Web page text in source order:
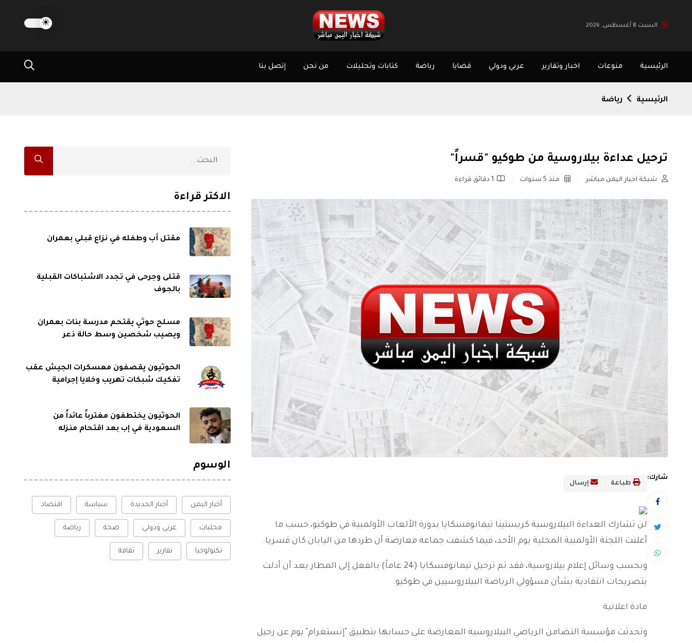
السبت 8 أغسطس, 2026
الرئيسية منوعات اخبار وتقارير عربي ودولي قضايا رياضة كتابات وتحليلات من نحن إتصل بنا
الرئيسية رياضة
ترحيل عداءة بيلاروسية من طوكيو "قسراً"
شبكة اخبار اليمن مباشر منذ 5 سنوات 1 دقائق قراءة
شارك:
طباعة إرسال
لن تشارك العداءة البيلاروسية كريستينا تيمانوفسكايا بدورة الألعاب الأولمبية في طوكيو، حسب ما
أعلنت اللجنة الأولمبية المحلية يوم الأحد، فيما كشفت جماعة معارضة أن طردها من اليابان كان قسريا.
وبحسب وسائل إعلام بيلاروسية، فقد تم ترحيل تيمانوفسكايا (24 عاماً) بالفعل إلى المطار بعد أن أدلت
بتصريحات انتقادية بشأن مسؤولي الرياضة البيلاروسيين في طوكيو.
مادة اعلانية
وتحدثت مؤسسة التضامن الرياضي البيلاروسية المعارضة على حسابها بتطبيق "إنستغرام" يوم عن رحيل
الاكثر قراءة
مقتل أب وطفله في نزاع قبلي بعمران
قتلى وجرحى في تجدد الاشتباكات القبلية
بالجوف
مسلح حوثي يقتحم مدرسة بنات بعمران
ويصيب شخصين وسط حالة ذعر
الحوثيون يقصفون معسكرات الجيش عقب
تفكيك شبكات تهريب وخلايا إجرامية
الحوثيون يختطفون مغترباً عائداً من
السعودية في إب بعد اقتحام منزله
الوسوم
أخبار اليمن أخبار الحديدة سياسة اقتصاد
محليات عربي ودولي صحة رياضة
تكنولوجيا تقارير ثقافة